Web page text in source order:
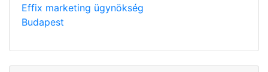
Effix marketing ügynökség
Budapest